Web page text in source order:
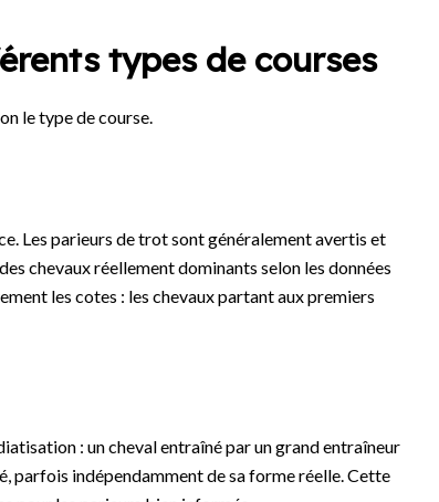
types de courses
le type de course.
Les parieurs de trot sont généralement avertis et
chevaux réellement dominants selon les données
les cotes : les chevaux partant aux premiers
: un cheval entraîné par un grand entraîneur
parfois indépendamment de sa forme réelle. Cette